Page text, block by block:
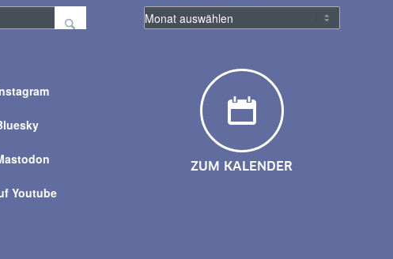
Youtube
ZUM KALENDER